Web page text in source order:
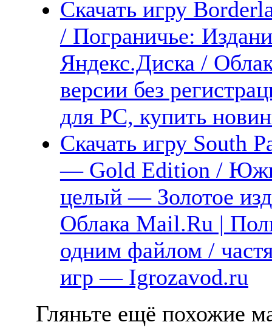
Скачать игру
/ Пограничье:
Яндекс.Диска /
версии без
для PC, купить
Скачать игру South
— Gold Edition /
целый — Золотое
Облака Mail.Ru |
одним файлом /
игр — Igrozavod.ru
Гляньте ещё похожие